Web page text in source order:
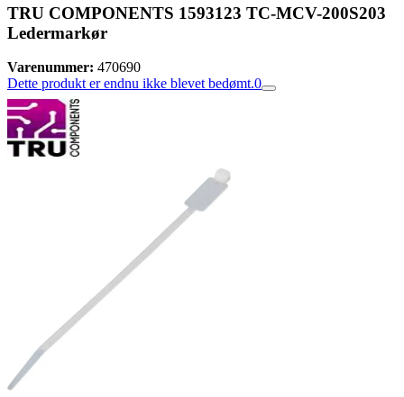
TRU COMPONENTS 1593123 TC-MCV-200S203
Ledermarkør
Varenummer: 470690
Dette produkt er endnu ikke blevet bedømt.0